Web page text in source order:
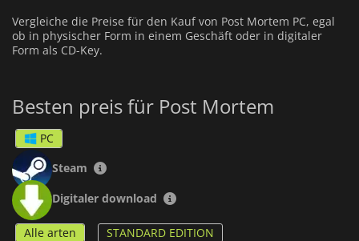
Vergleiche die Preise für den Kauf von Post Mortem PC, egal
ob in physischer Form in einem Geschäft oder in digitaler
Form als CD-Key.
Besten preis für Post Mortem
PC
Steam
Digitaler download
Alle arten
STANDARD EDITION